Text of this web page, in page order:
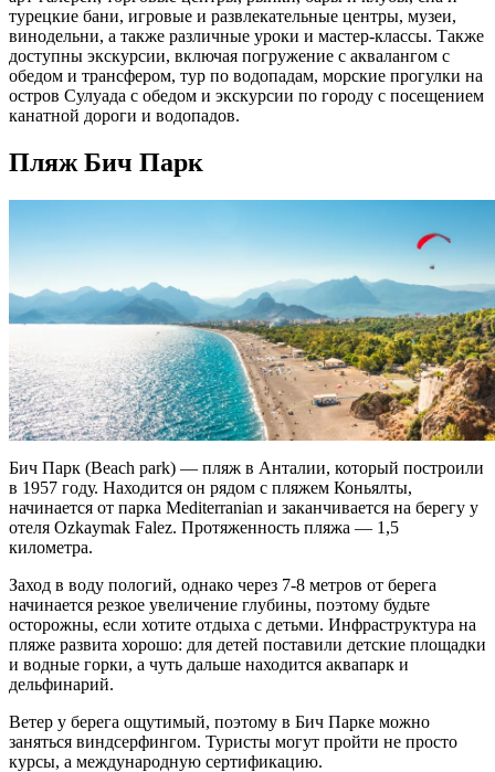
турецкие бани, игровые и развлекательные центры, музеи,
винодельни, а также различные уроки и мастер-классы. Также
доступны экскурсии, включая погружение с аквалангом с
обедом и трансфером, тур по водопадам, морские прогулки на
остров Сулуада с обедом и экскурсии по городу с посещением
канатной дороги и водопадов​​.
Пляж Бич Парк
Бич Парк (Beach park) — пляж в Анталии, который построили
в 1957 году. Находится он рядом с пляжем Коньялты,
начинается от парка Mediterranian и заканчивается на берегу у
отеля Ozkaymak Falez. Протяженность пляжа — 1,5
километра.
Заход в воду пологий, однако через 7-8 метров от берега
начинается резкое увеличение глубины, поэтому будьте
осторожны, если хотите отдыха с детьми. Инфраструктура на
пляже развита хорошо: для детей поставили детские площадки
и водные горки, а чуть дальше находится аквапарк и
дельфинарий.
Ветер у берега ощутимый, поэтому в Бич Парке можно
заняться виндсерфингом. Туристы могут пройти не просто
курсы, а международную сертификацию.